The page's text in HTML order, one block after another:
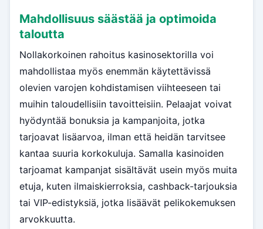
Mahdollisuus säästää ja optimoida
taloutta
Nollakorkoinen rahoitus kasinosektorilla voi
mahdollistaa myös enemmän käytettävissä
olevien varojen kohdistamisen viihteeseen tai
muihin taloudellisiin tavoitteisiin. Pelaajat voivat
hyödyntää bonuksia ja kampanjoita, jotka
tarjoavat lisäarvoa, ilman että heidän tarvitsee
kantaa suuria korkokuluja. Samalla kasinoiden
tarjoamat kampanjat sisältävät usein myös muita
etuja, kuten ilmaiskierroksia, cashback-tarjouksia
tai VIP-edistyksiä, jotka lisäävät pelikokemuksen
arvokkuutta.